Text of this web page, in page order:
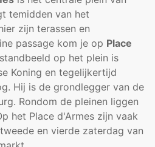
temidden van het
zijn terassen en
passage kom je op Place
op het plein is
Koning en tegelijkertijd
Hij is de grondlegger van de
Rondom de pleinen liggen
het Place d'Armes zijn vaak
en vierde zaterdag van